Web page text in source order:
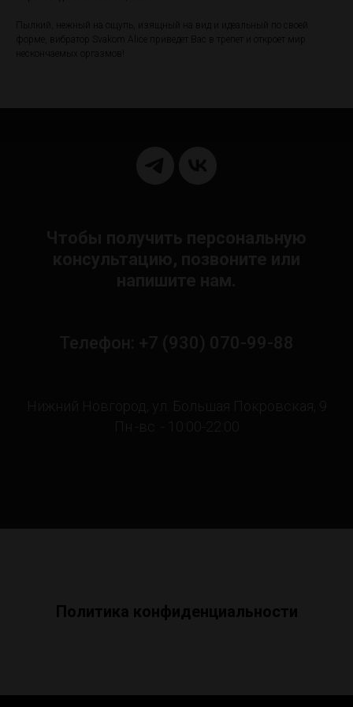
Пылкий, нежный на ощупь, изящный на вид и идеальный по своей
форме, вибратор Svakom Alice приведет Вас в трепет и откроет мир
нескончаемых оргазмов!
Политика конфиденциальности